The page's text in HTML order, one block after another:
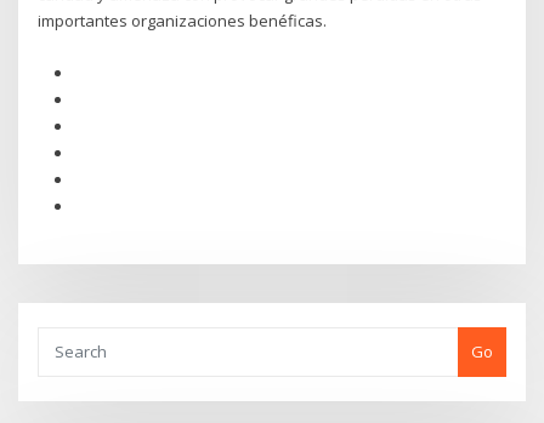
importantes organizaciones benéficas.
Go